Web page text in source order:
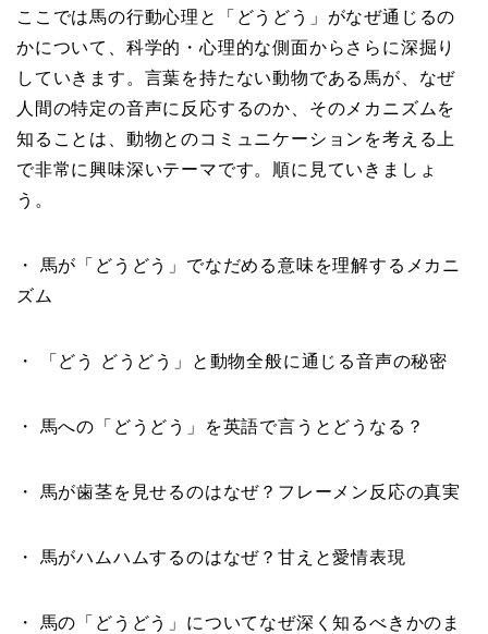
ここでは馬の行動心理と「どうどう」がなぜ通じるの
かについて、科学的・心理的な側面からさらに深掘り
していきます。言葉を持たない動物である馬が、なぜ
人間の特定の音声に反応するのか、そのメカニズムを
知ることは、動物とのコミュニケーションを考える上
で非常に興味深いテーマです。順に見ていきましょ
う。
・ 馬が「どうどう」でなだめる意味を理解するメカニ
ズム
・ 「どう どうどう」と動物全般に通じる音声の秘密
・ 馬への「どうどう」を英語で言うとどうなる？
・ 馬が歯茎を見せるのはなぜ？フレーメン反応の真実
・ 馬がハムハムするのはなぜ？甘えと愛情表現
・ 馬の「どうどう」についてなぜ深く知るべきかのま